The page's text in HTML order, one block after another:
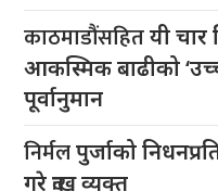
काठमाडौंसहितयी
आकस्मिक बाढीको
पूर्वानुमान
निर्मलपुर्जाको
गरे दुःख व्यक्त